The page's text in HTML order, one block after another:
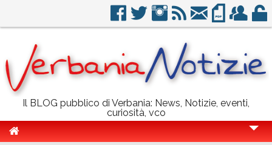
Il BLOG pubblico di Verbania: News, Notizie, eventi,
curiosità, vco